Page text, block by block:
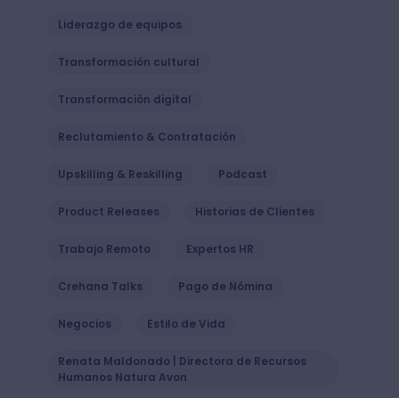
Liderazgo de equipos
Transformación cultural
Transformación digital
Reclutamiento & Contratación
Upskilling & Reskilling Podcast
Product Releases Historias de Clientes
Trabajo Remoto Expertos HR
Crehana Talks Pago de Nómina
Negocios Estilo de Vida
Renata Maldonado | Directora de Recursos
Humanos Natura Avon